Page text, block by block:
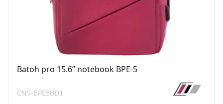
Batoh pro 15.6ʺ notebook BPE-5
CNS-BPE5BD1